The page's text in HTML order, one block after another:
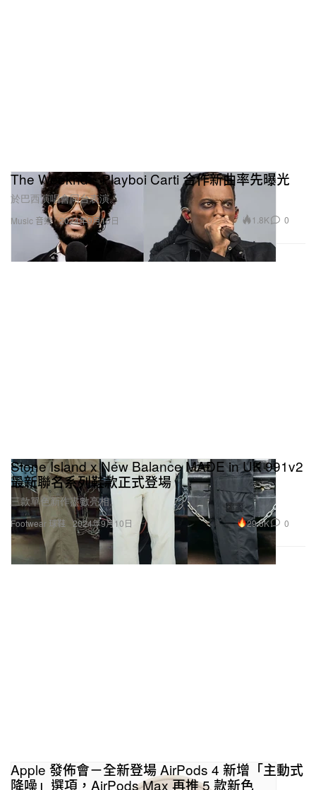
Music 音樂
The Weeknd、Playboi Carti 合作新曲率先曝光
於巴西演唱會同台表演。
2024年9月10日 1.8K 0
Footwear 球鞋
Stone Island x New Balance MADE in UK 991v2
最新聯名系列鞋款正式登場
三款單色新作盡數亮相。
2024年9月10日 29.6K 0
Apple 發佈會－全新登場 AirPods 4 新增「主動式
降噪」選項，AirPods Max 再推 5 款新色